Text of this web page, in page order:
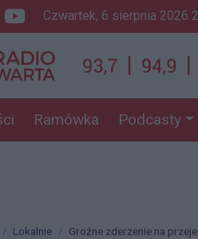
Youtube.com
czwartek, 6 sierpnia 2026
Ramówka Podcasty
Lokalnie Groźne zderzenie na